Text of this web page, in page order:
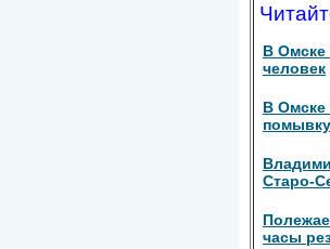
В Омске
человек
В Омске
Старо-
часы